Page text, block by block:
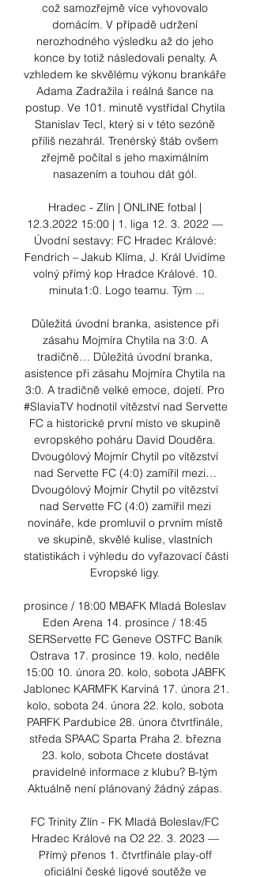
což samozřejmě více vyhovovalo
domácím. V případě udržení
nerozhodného výsledku až do jeho
konce by totiž následovali penalty. A
vzhledem ke skvělému výkonu brankáře
Adama Zadražila i reálná šance na
postup. Ve 101. minutě vystřídal Chytila
Stanislav Tecl, který si v této sezóně
příliš nezahrál. Trenérský štáb ovšem
zřejmě počítal s jeho maximálním
nasazením a touhou dát gól.
Hradec - Zlín | ONLINE fotbal |
12.3.2022 15:00 | 1. liga 12. 3. 2022 —
Úvodní sestavy: FC Hradec Králové:
Fendrich – Jakub Klíma, J. Král Uvidíme
volný přímý kop Hradce Králové. 10.
minuta1:0. Logo teamu. Tým ...
Důležitá úvodní branka, asistence při
zásahu Mojmíra Chytila na 3:0. A
tradičně… Důležitá úvodní branka,
asistence při zásahu Mojmíra Chytila na
3:0. A tradičně velké emoce, dojetí. Pro
#SlaviaTV hodnotil vítězství nad Servette
FC a historické první místo ve skupině
evropského poháru David Douděra.
Dvougólový Mojmír Chytil po vítězství
nad Servette FC (4:0) zamířil mezi…
Dvougólový Mojmír Chytil po vítězství
nad Servette FC (4:0) zamířil mezi
novináře, kde promluvil o prvním místě
ve skupině, skvělé kulise, vlastních
statistikách i výhledu do vyřazovací části
Evropské ligy.
prosince / 18:00 MBAFK Mladá Boleslav
Eden Arena 14. prosince / 18:45
SERServette FC Geneve OSTFC Baník
Ostrava 17. prosince 19. kolo, neděle
15:00 10. února 20. kolo, sobota JABFK
Jablonec KARMFK Karviná 17. února 21.
kolo, sobota 24. února 22. kolo, sobota
PARFK Pardubice 28. února čtvrtfinále,
středa SPAAC Sparta Praha 2. března
23. kolo, sobota Chcete dostávat
pravidelné informace z klubu? B-tým
Aktuálně není plánovaný žádný zápas.
FC Trinity Zlín - FK Mladá Boleslav/FC
Hradec Králové na O2 22. 3. 2023 —
Přímý přenos 1. čtvrtfinále play-off
oficiální české ligové soutěže ve